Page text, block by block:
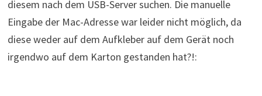
diesem nach dem USB-Server suchen. Die manuelle
Eingabe der Mac-Adresse war leider nicht möglich, da
diese weder auf dem Aufkleber auf dem Gerät noch
irgendwo auf dem Karton gestanden hat?!: